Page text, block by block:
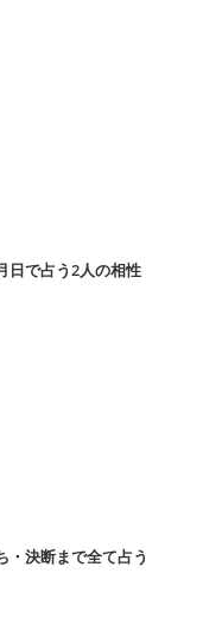
日で占う2人の相性
・決断まで全て占う